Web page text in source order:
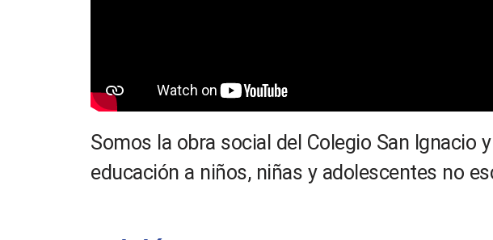
Somos la obra social del Colegio San
educación a niños, niñas y adolescentes no